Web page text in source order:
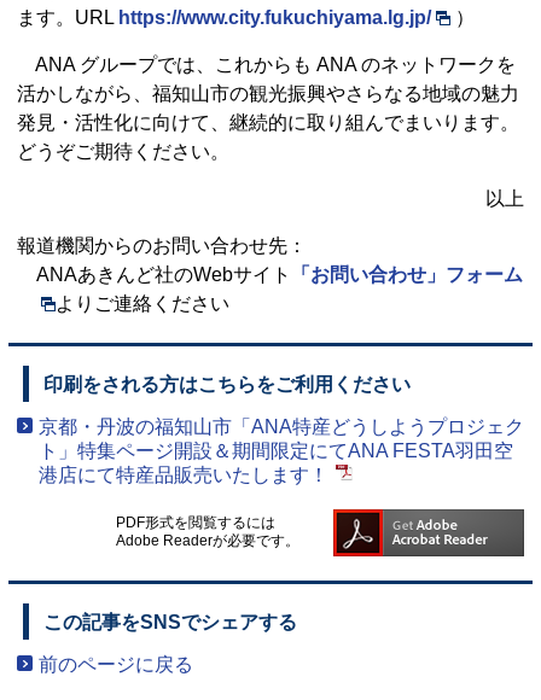
ます。URL https://www.city.fukuchiyama.lg.jp/ ）
ANA グループでは、これからも ANA のネットワークを
活かしながら、福知山市の観光振興やさらなる地域の魅力
発見・活性化に向けて、継続的に取り組んでまいります。
どうぞご期待ください。
以上
報道機関からのお問い合わせ先：
ANAあきんど社のWebサイト
「お問い合わせ」フォーム
よりご連絡ください
印刷をされる方はこちらをご利用ください
京都・丹波の福知山市「ANA特産どうしようプロジェク
ト」特集ページ開設＆期間限定にてANA FESTA羽田空
港店にて特産品販売いたします！
PDF形式を閲覧するには
Adobe Readerが必要です。
この記事をSNSでシェアする
前のページに戻る